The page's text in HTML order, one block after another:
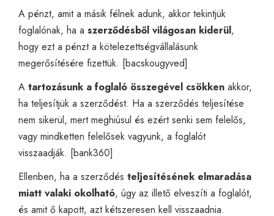
A pénzt, amit a másik félnek adunk, akkor tekintjük
foglalónak, ha a szerződésből világosan kiderül,
hogy ezt a pénzt a kötelezettségvállalásunk
megerősítésére fizettük. [bacskougyved]
A tartozásunk a foglaló összegével csökken akkor,
ha teljesítjük a szerződést. Ha a szerződés teljesítése
nem sikerül, mert meghiúsul és ezért senki sem felelős,
vagy mindketten felelősek vagyunk, a foglalót
visszaadják. [bank360]
Ellenben, ha a szerződés teljesítésének elmaradása
miatt valaki okolható, úgy az illető elveszíti a foglalót,
és amit ő kapott, azt kétszeresen kell visszaadnia.